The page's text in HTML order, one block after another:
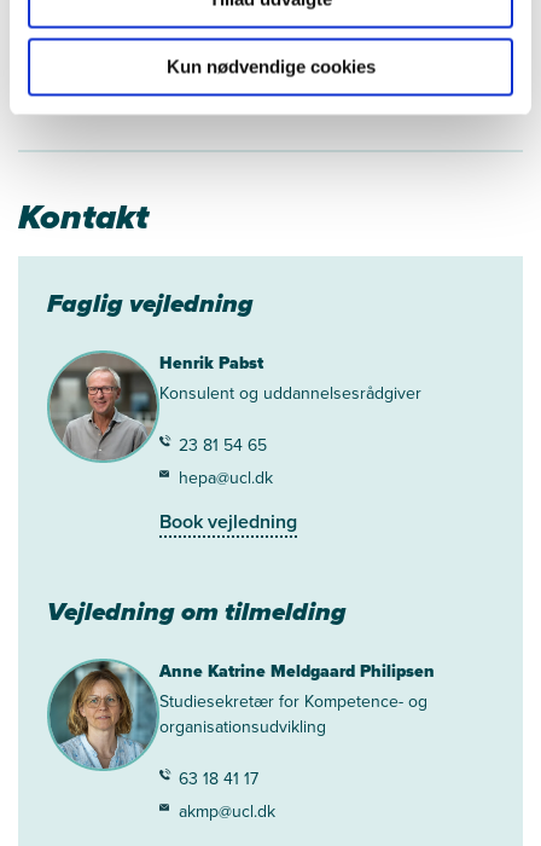
Kun nødvendige cookies
Book vejledning
Kontakt
Faglig vejledning
Henrik Pabst
Konsulent og uddannelsesrådgiver
23 81 54 65
hepa@ucl.dk
Book vejledning
Vejledning om tilmelding
Anne Katrine Meldgaard Philipsen
Studiesekretær for Kompetence- og
organisationsudvikling
63 18 41 17
akmp@ucl.dk